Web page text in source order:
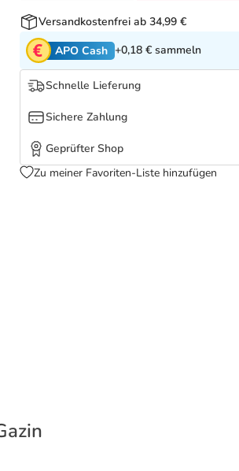
Versandkostenfrei ab 34,99 €
APO Cash +0,18 € sammeln
Schnelle Lieferung
Sichere Zahlung
Geprüfter Shop
Zu meiner Favoriten-Liste hinzufügen